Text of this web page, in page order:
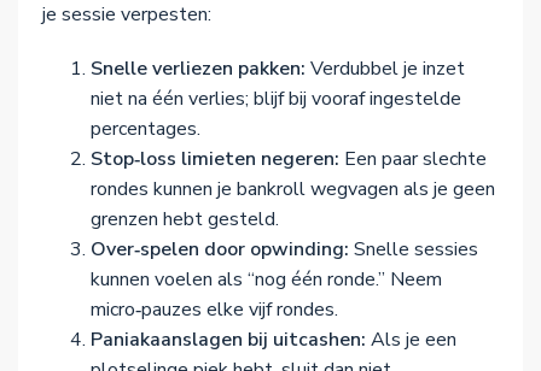
je sessie verpesten:
Snelle verliezen pakken: Verdubbel je inzet
niet na één verlies; blijf bij vooraf ingestelde
percentages.
Stop‑loss limieten negeren: Een paar slechte
rondes kunnen je bankroll wegvagen als je geen
grenzen hebt gesteld.
Over‑spelen door opwinding: Snelle sessies
kunnen voelen als “nog één ronde.” Neem
micro‑pauzes elke vijf rondes.
Paniakaanslagen bij uitcashen: Als je een